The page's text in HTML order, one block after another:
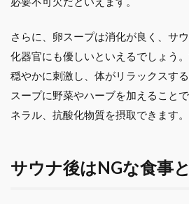
さらに、卵スープは消化が良く、サ
化器官にも優しいといえるでしょう
穏やかに刺激し、体がリラックスす
スープに野菜やハーブを加えること
ネラル、抗酸化物質を摂取できます。
サウナ後はNGな食事